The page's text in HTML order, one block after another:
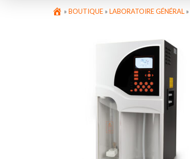
» BOUTIQUE » LABORATOIRE GÉNÉRAL »